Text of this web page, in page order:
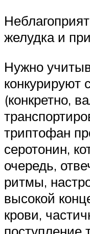
желудка и
Нужно
конкурируют
(конкретно,
триптофан
серотонин,
очередь,
ритмы,
высокой
крови,